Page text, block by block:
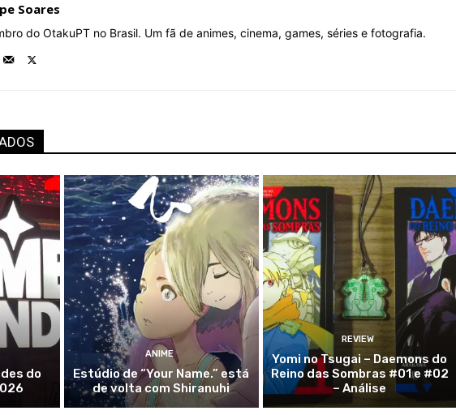
Soares
do OtakuPT no Brasil. Um fã de animes, cinema, games, séries e fotografia.
do
ANIME
Estúdio de “Your Name.” está
de volta com Shiranuhi
REVIEW
Yomi no Tsugai – Daemons do
Reino das Sombras #01 e #02
– Análise